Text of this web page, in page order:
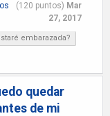
(120 puntos) Mar
27, 2017
embarazada?
quedar
de mi